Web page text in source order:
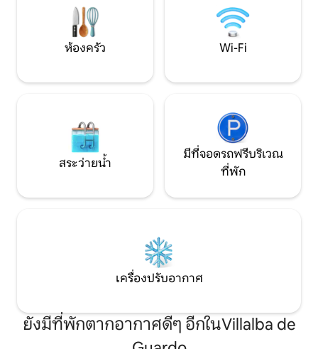
ห้องครัว Wi-Fi
สระว่ายน้ำ
มีที่จอดรถฟรีบริเวณ
ที่พัก
เครื่องปรับอากาศ
ยังมีที่พักตากอากาศดีๆ อีกในVillalba de